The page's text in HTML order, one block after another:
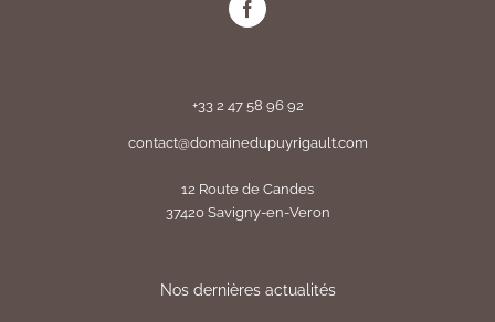
+33 2 47 58 96 92
contact@domainedupuyrigault.com
12 Route de Candes
37420 Savigny-en-Veron
Nos dernières actualités